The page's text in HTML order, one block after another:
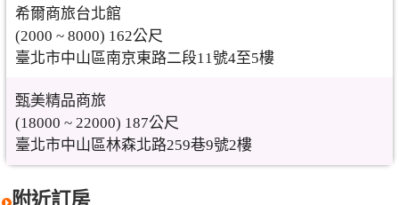
希爾商旅台北館
(2000 ~ 8000) 162公尺
臺北市中山區南京東路二段11號4至5樓
甄美精品商旅
(18000 ~ 22000) 187公尺
臺北市中山區林森北路259巷9號2樓
附近訂房